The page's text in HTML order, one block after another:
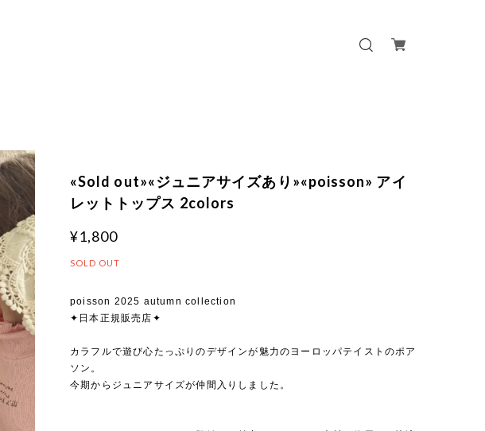
«Sold out»«ジュニアサイズあり»«poisson» アイ
レットトップス 2colors
¥1,800
SOLD OUT
poisson 2025 autumn collection
✦日本正規販売店✦
カラフルで遊び心たっぷりのデザインが魅力のヨーロッパテイストのポア
ソン。
今期からジュニアサイズが仲間入りしました。